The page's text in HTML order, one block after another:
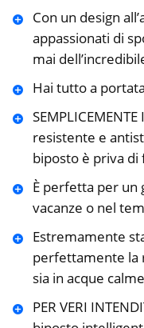
Con un design
appassionati di
mai
Hai tutto a
resistente e
biposto è priva di
È perfetta per un
vacanze o nel
Estremamente
perfettamente la
sia in acque
PER VERI